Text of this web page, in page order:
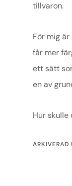
tillvaron.
För mig
får mer
ett sätt
en av
Hur skulle
ARKIVERAD